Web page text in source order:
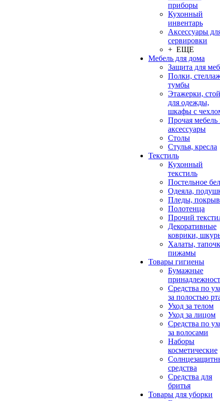
приборы
Кухонный
инвентарь
Аксессуары
сервировки
+ ЕЩЕ
Мебель для дома
Защита для
Полки,
тумбы
Этажерки,
для одежды,
шкафы с
Прочая мебель
аксессуары
Столы
Стулья, кресла
Текстиль
Кухонный
текстиль
Постельное
Одеяла,
Пледы,
Полотенца
Прочий
Декоративные
коврики,
Халаты,
пижамы
Товары гигиены
Бумажные
Средства по
за полостью
Уход за телом
Уход за лицом
Средства по
за волосами
Наборы
косметические
средства
Средства для
бритья
Товары для уборки